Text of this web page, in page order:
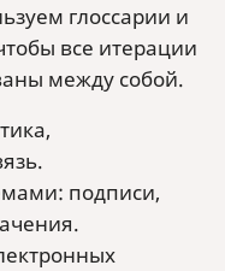
глоссарии и
все итерации
между собой.
подписи,